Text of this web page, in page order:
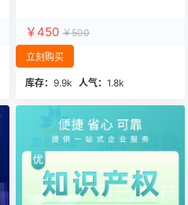
￥450 ￥500
立刻购买
库存： 9.9k 人气： 1.8k